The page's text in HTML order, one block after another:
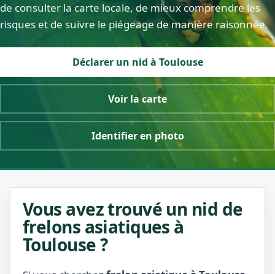
de consulter la carte locale, de mieux comprendre les
risques et de suivre le piégeage de manière raisonnée.
Déclarer un nid à Toulouse
Voir la carte
Identifier en photo
Vous avez trouvé un nid de
frelons asiatiques à
Toulouse ?